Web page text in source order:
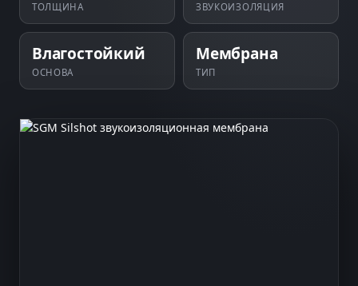
ТОЛЩИНА ЗВУКОИЗОЛЯЦИЯ
Влагостойкий
ОСНОВА
Мембрана
ТИП